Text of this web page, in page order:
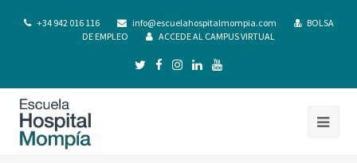
+34 942 016 116 info@escuelahospitalmompia.com
BOLSA
DE EMPLEO
ACCEDE AL CAMPUS VIRTUAL